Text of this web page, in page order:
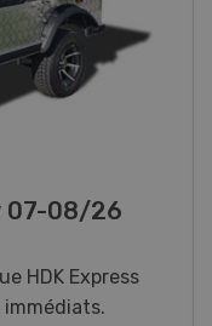
poche LANDI